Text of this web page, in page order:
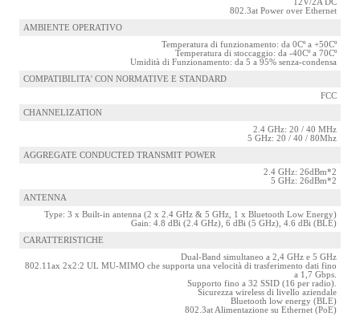
12V/2A DC
802.3at Power over Ethernet
AMBIENTE OPERATIVO
Temperatura di funzionamento: da 0Cº a +50Cº
Temperatura di stoccaggio: da -40Cº a 70Cº
Umidità di Funzionamento: da 5 a 95% senza-condensa
COMPATIBILITA' CON NORMATIVE E STANDARD
FCC
CHANNELIZATION
2.4 GHz: 20 / 40 MHz
5 GHz: 20 / 40 / 80Mhz
AGGREGATE CONDUCTED TRANSMIT POWER
2.4 GHz: 26dBm*2
5 GHz: 26dBm*2
ANTENNA
Type: 3 x Built-in antenna (2 x 2.4 GHz & 5 GHz, 1 x Bluetooth Low Energy)
Gain: 4.8 dBi (2.4 GHz), 6 dBi (5 GHz), 4.6 dBi (BLE)
CARATTERISTICHE
Dual-Band simultaneo a 2,4 GHz e 5 GHz
802.11ax 2x2:2 UL MU-MIMO che supporta una velocità di trasferimento dati fino
a 1,7 Gbps.
Supporto fino a 32 SSID (16 per radio).
Sicurezza wireless di livello aziendale
Bluetooth low energy (BLE)
802.3at Alimentazione su Ethernet (PoE)